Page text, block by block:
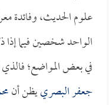
علوم الحديث، وفائدة
الواحد شخصين فيما
في بعض المواضع؛
جعفر البصرييظن أن